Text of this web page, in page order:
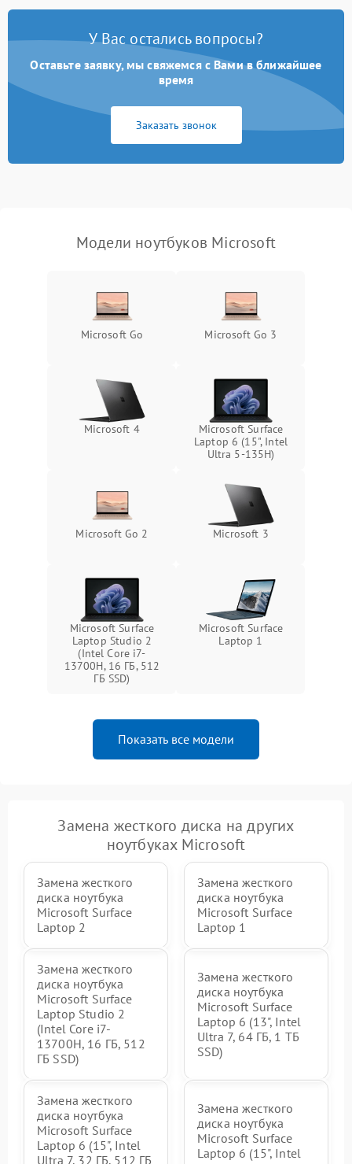
быстрая разрядка,
2500 ₽ Подробнее →
Неисправность зарядного
питания
2000 ₽ Подробнее →
неисправности кулера
пропадание диска
оперативной памяти:
вылеты приложений,
синие экраны
Подробнее →
У Вас остались вопросы?
Оставьте заявку, мы свяжемся с Вами в ближайшее
время
Заказать звонок
Модели ноутбуков Microsoft
Microsoft Go Microsoft Go 3
Microsoft 4
Microsoft Surface
Laptop 6 (15", Intel
Ultra 5-135H)
Microsoft Go 2 Microsoft 3
Microsoft Surface
Laptop Studio 2
(Intel Core i7-
13700H, 16 ГБ, 512
ГБ SSD)
Microsoft Surface
Laptop 1
Показать все модели
Замена жесткого диска на других
ноутбуках Microsoft
Замена жесткого
диска ноутбука
Microsoft Surface
Laptop 2
Замена жесткого
диска ноутбука
Microsoft Surface
Laptop 1
Замена жесткого
диска ноутбука
Microsoft Surface
Laptop Studio 2
(Intel Core i7-
13700H, 16 ГБ, 512
ГБ SSD)
Замена жесткого
диска ноутбука
Microsoft Surface
Laptop 6 (13", Intel
Ultra 7, 64 ГБ, 1 ТБ
SSD)
Замена жесткого
диска ноутбука
Microsoft Surface
Laptop 6 (15", Intel
Ultra 7, 32 ГБ, 512 ГБ
Замена жесткого
диска ноутбука
Microsoft Surface
Laptop 6 (15", Intel